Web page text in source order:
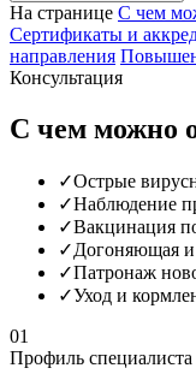
На странице С чем
Сертификаты и
направления
Консультация
С чем можно
✓Острые
✓Наблюдение
✓Вакцинация
✓Догоняющая и
✓Патронаж
✓Уход и
01
Профиль специалиста